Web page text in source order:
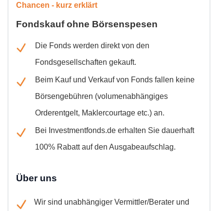
Chancen - kurz erklärt
Fondskauf ohne Börsenspesen
Die Fonds werden direkt von den
Fondsgesellschaften gekauft.
Beim Kauf und Verkauf von Fonds fallen keine
Börsengebühren (volumenabhängiges
Orderentgelt, Maklercourtage etc.) an.
Bei Investmentfonds.de erhalten Sie dauerhaft
100% Rabatt auf den Ausgabeaufschlag.
Über uns
Wir sind unabhängiger Vermittler/Berater und